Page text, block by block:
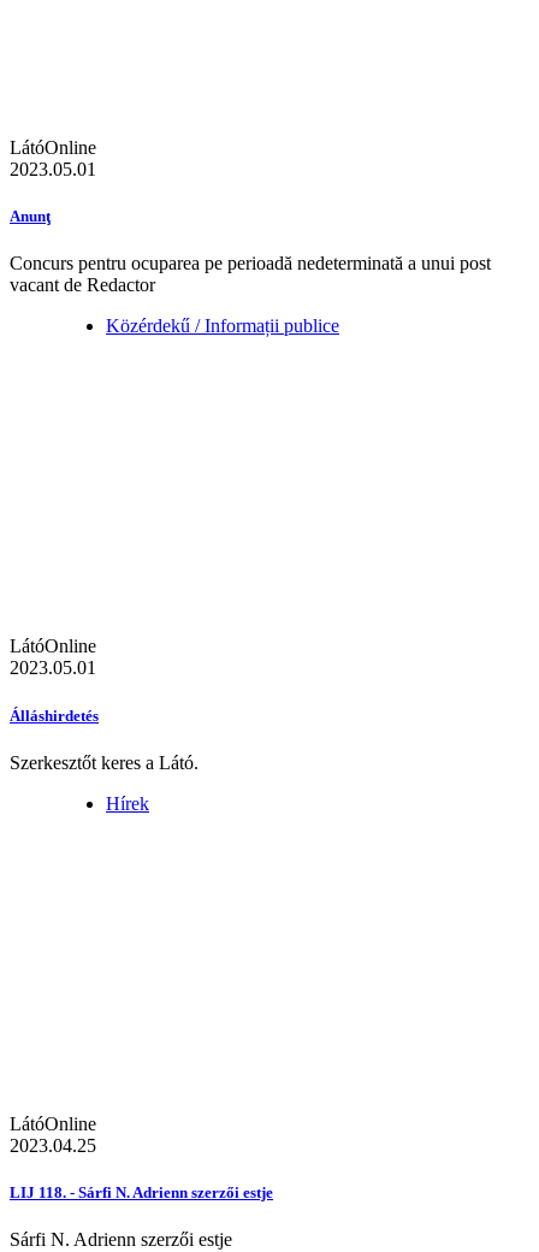
LátóOnline
2023.05.01
Anunţ
Concurs pentru ocuparea pe perioadă nedeterminată a unui post
vacant de Redactor
Közérdekű / Informații publice
LátóOnline
2023.05.01
Álláshirdetés
Szerkesztőt keres a Látó.
Hírek
LátóOnline
2023.04.25
LIJ 118. - Sárfi N. Adrienn szerzői estje
Sárfi N. Adrienn szerzői estje